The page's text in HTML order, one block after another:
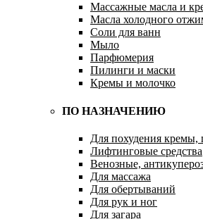
Массажные масла и
Масла холодного
Соли для ванн
Мыло
Парфюмерия
Пилинги и маски
Кремы и молочко
ПО НАЗНАЧЕНИЮ
Для похудения кремы,
Лифтинговые средства
Венозные,
Для массажа
Для обертываний
Для рук и ног
Для загара